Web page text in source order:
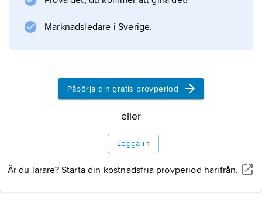
rutnätet på så sätt att varje siffra förekommer
endast en gång i varje lodrät respektive vågrät
Information om artikeln
Marknadsledare i Sverige.
Påbörja din gratis provperiod
eller
Logga in
Är du lärare? Starta din kostnadsfria provperiod härifrån.